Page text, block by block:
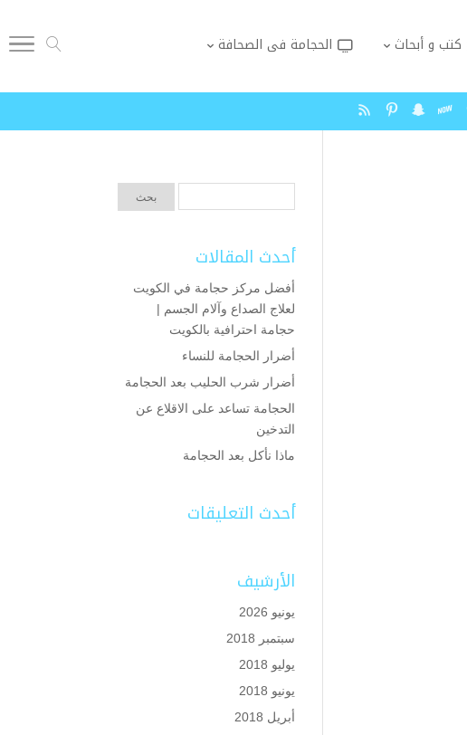
كتب و أبحاث الحجامة فى الصحافة
أحدث المقالات
أفضل مركز حجامة في الكويت
لعلاج الصداع وآلام الجسم |
حجامة احترافية بالكويت
أضرار الحجامة للنساء
أضرار شرب الحليب بعد الحجامة
الحجامة تساعد على الاقلاع عن
التدخين
ماذا نأكل بعد الحجامة
أحدث التعليقات
الأرشيف
يونيو 2026
سبتمبر 2018
يوليو 2018
يونيو 2018
أبريل 2018